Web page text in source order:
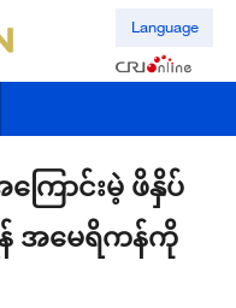
Language
ြောင်းမဲ့ ဖိနှိပ်
န် အမေရိကန်ကို